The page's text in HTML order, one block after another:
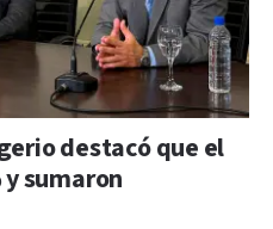
destacó que el
sumaron